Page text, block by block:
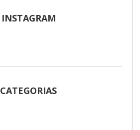
INSTAGRAM
CATEGORIAS